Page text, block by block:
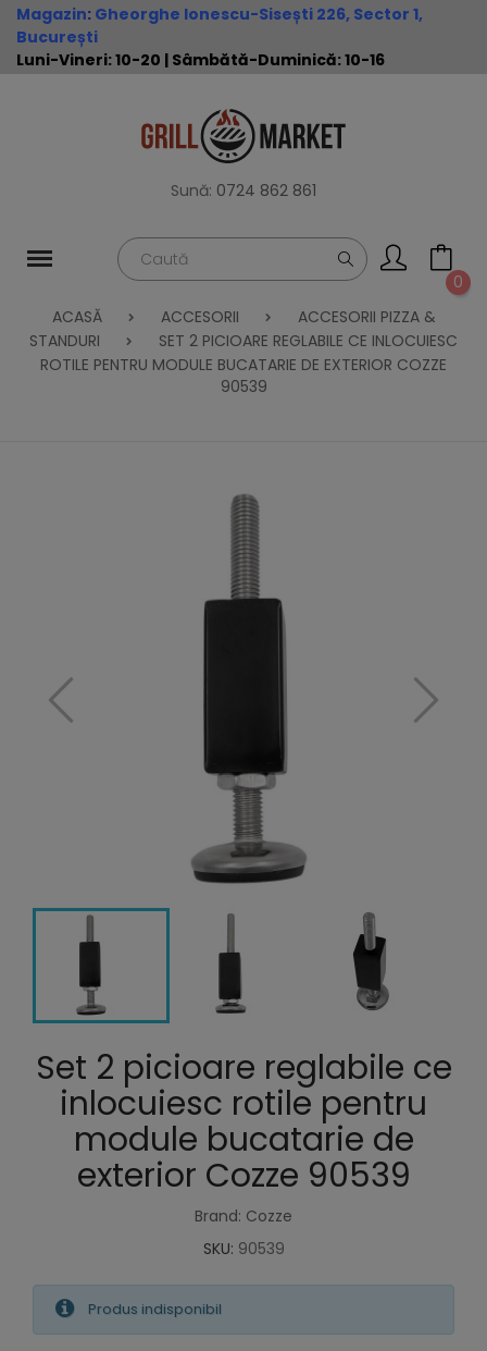
Magazin: Gheorghe Ionescu-Sisești 226, Sector 1,
București
Luni-Vineri: 10-20 | Sâmbătă-Duminică: 10-16
Sună: 0724 862 861
0
ACASĂ
ACCESORII
ACCESORII PIZZA &
STANDURI
SET 2 PICIOARE REGLABILE CE INLOCUIESC
ROTILE PENTRU MODULE BUCATARIE DE EXTERIOR COZZE
90539
Set 2 picioare reglabile ce
inlocuiesc rotile pentru
module bucatarie de
exterior Cozze 90539
Brand: Cozze
SKU: 90539
Produs indisponibil